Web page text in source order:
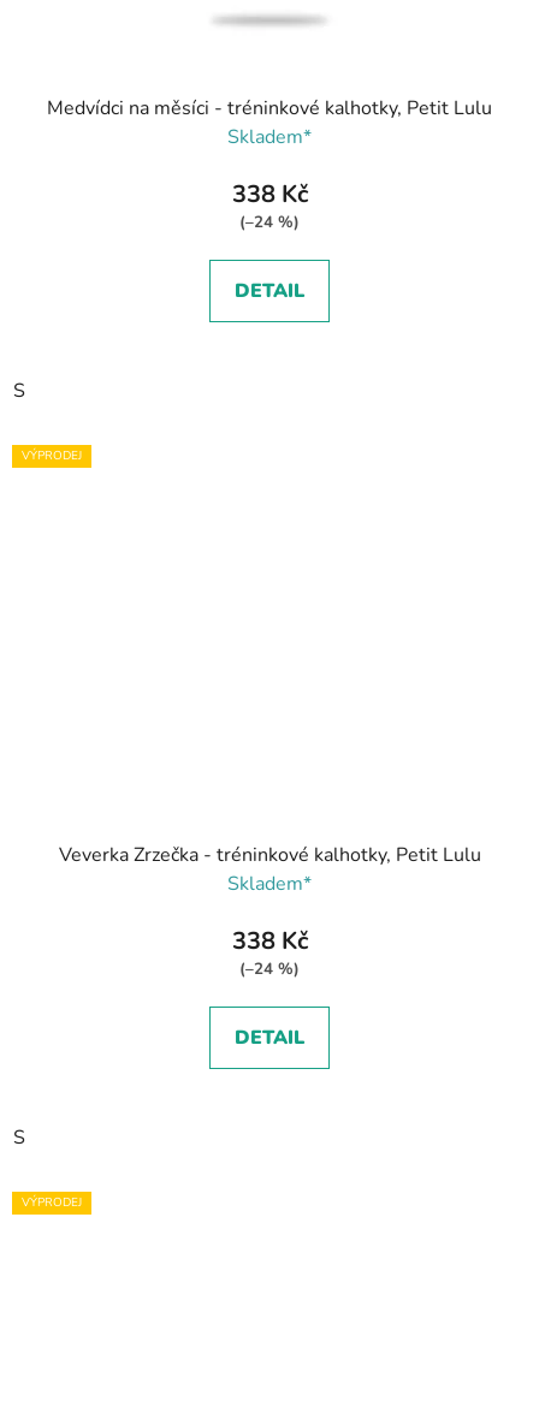
Medvídci na měsíci - tréninkové kalhotky, Petit Lulu
Skladem*
338 Kč
(–24 %)
DETAIL
S
VÝPRODEJ
Veverka Zrzečka - tréninkové kalhotky, Petit Lulu
Skladem*
338 Kč
(–24 %)
DETAIL
S
VÝPRODEJ